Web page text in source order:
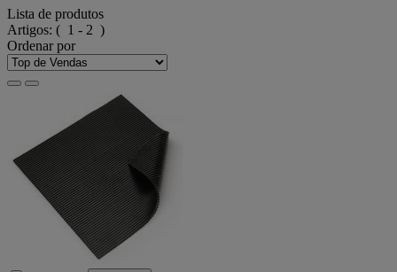
Lista de produtos
Artigos: ( 1 - 2 )
Ordenar por